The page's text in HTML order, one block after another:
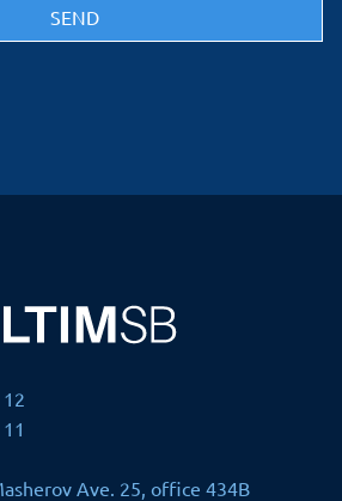
Ave. 25, office 434B